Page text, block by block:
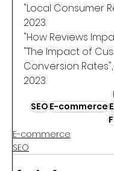
"Local Consumer
2023.
"How Reviews
"The Impact of
Conversion
2023.
SEOE-commerce
E-commerce
SEO